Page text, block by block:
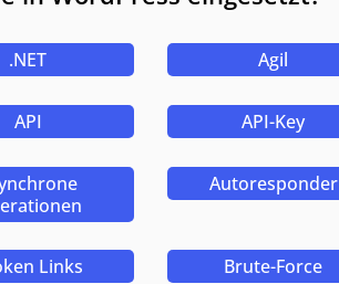
.NET Agil
API API-Key
Autoresponder
Links Brute-Force